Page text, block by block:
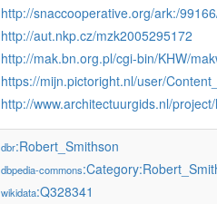
http://snaccooperative.org/ark:/
http://aut.nkp.cz/mzk2005295172
http://mak.bn.org.pl/cgi-bin/KHW/
https://mijn.pictoright.nl/user/
http://www.architectuurgids.nl/
dbr:Robert_Smithson
dbpedia-commons
wikidata:Q328341